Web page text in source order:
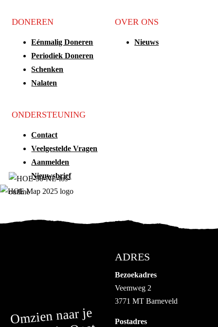
DONEREN
Eénmalig Doneren
Periodiek Doneren
Schenken
Nalaten
OVER ONS
Nieuws
ONDERSTEUNING
Contact
Veelgestelde Vragen
Aanmelden
Nieuwsbrief
Omzien naar je
ADRES
Bezoekadres
Veemweg 2
3771 MT Barneveld
Postadres